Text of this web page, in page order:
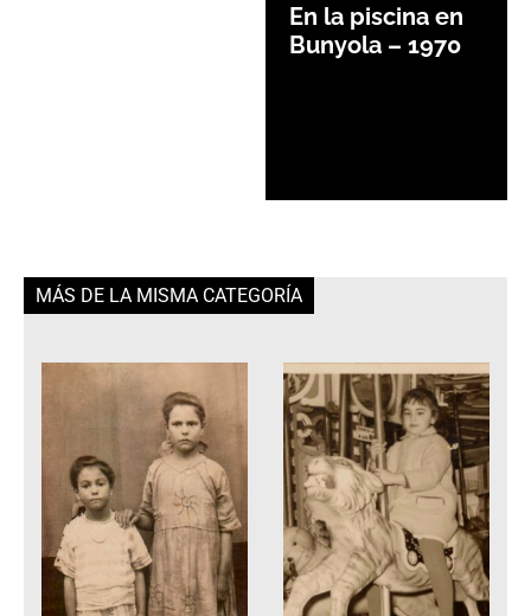
En la piscina en
Bunyola – 1970
MÁS DE LA MISMA CATEGORÍA